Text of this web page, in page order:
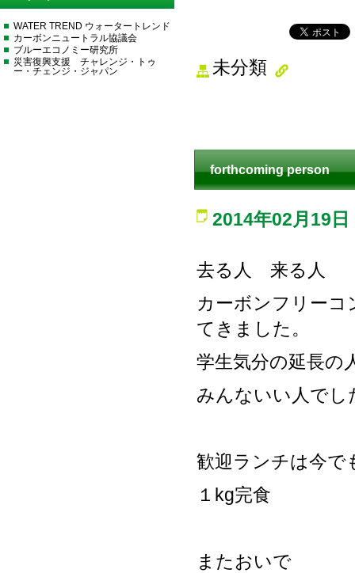
未分類
forthcoming person
2014年02月19日
去る人 来る人
カーボンフリー
てきました。
学生気分の延長の
みんないい人でし
歓迎ランチは今で
１kg完食
またおいで
WATER TREND ウォータートレンド
カーボンニュートラル協議会
ブルーエコノミー研究所
災害復興支援 チャレンジ・トゥ
ー・チェンジ・ジャパン